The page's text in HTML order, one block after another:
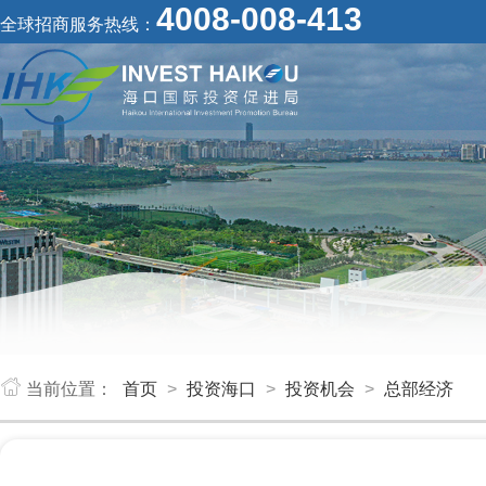
全球招商服务热线： 4008-008-413
当前位置： 首页 > 投资海口 > 投资机会 > 总部经济